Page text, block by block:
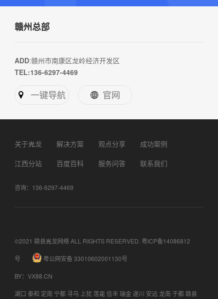
赣州总部
ADD:赣州市南康区龙岭经济开发区
TEL:136-6297-4469
一键导航 官网
关于光龙 解决方案 观点分享
成功案例
江西分站
百度百科 服务问答 联系我们
咨询：136-6297-4469
©2021 赣县光龙网络 ALL RIGHTS RESERVED. 粤ICP备14086812
号
粤公网安备 33010602001130号
BY： VX88.CN
湖口 泰和 定南 宁都 寻乌 上犹莲花 信丰瑞金遂川 安远 龙南 于都赣县